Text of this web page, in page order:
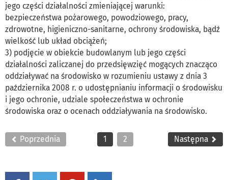
jego części działalności zmieniającej warunki:
bezpieczeństwa pożarowego, powodziowego, pracy,
zdrowotne, higieniczno-sanitarne, ochrony środowiska, bądź
wielkość lub układ obciążeń;
3) podjęcie w obiekcie budowlanym lub jego części
działalności zaliczanej do przedsięwzięć mogących znacząco
oddziaływać na środowisko w rozumieniu ustawy z dnia 3
października 2008 r. o udostępnianiu informacji o środowisku
i jego ochronie, udziale społeczeństwa w ochronie
środowiska oraz o ocenach oddziaływania na środowisko.
Poprzednia 1 2 Następna